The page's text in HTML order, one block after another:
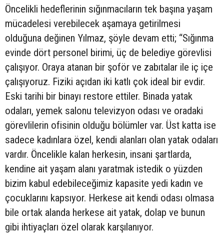
Öncelikli hedeflerinin sığınmacıların tek başına yaşam
mücadelesi verebilecek aşamaya getirilmesi
olduğuna değinen Yılmaz, şöyle devam etti; “Sığınma
evinde dört personel birimi, üç de belediye görevlisi
çalışıyor. Oraya atanan bir şoför ve zabıtalar ile iç içe
çalışıyoruz. Fiziki açıdan iki katlı çok ideal bir evdir.
Eski tarihi bir binayı restore ettiler. Binada yatak
odaları, yemek salonu televizyon odası ve oradaki
görevlilerin ofisinin olduğu bölümler var. Üst katta ise
sadece kadınlara özel, kendi alanları olan yatak odaları
vardır. Öncelikle kalan herkesin, insani şartlarda,
kendine ait yaşam alanı yaratmak istedik o yüzden
bizim kabul edebileceğimiz kapasite yedi kadın ve
çocuklarını kapsıyor. Herkese ait kendi odası olmasa
bile ortak alanda herkese ait yatak, dolap ve bunun
gibi ihtiyaçları özel olarak karşılanıyor.